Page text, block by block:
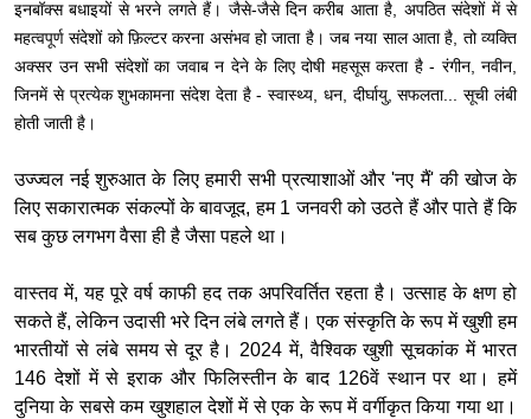
इनबॉक्स बधाइयों से भरने लगते हैं। जैसे-जैसे दिन करीब आता है, अपठित संदेशों में से
महत्वपूर्ण संदेशों को फ़िल्टर करना असंभव हो जाता है। जब नया साल आता है, तो व्यक्ति
अक्सर उन सभी संदेशों का जवाब न देने के लिए दोषी महसूस करता है - रंगीन, नवीन,
जिनमें से प्रत्येक शुभकामना संदेश देता है - स्वास्थ्य, धन, दीर्घायु, सफलता... सूची लंबी
होती जाती है।
उज्ज्वल नई शुरुआत के लिए हमारी सभी प्रत्याशाओं और 'नए मैं' की खोज के
लिए सकारात्मक संकल्पों के बावजूद, हम 1 जनवरी को उठते हैं और पाते हैं कि
सब कुछ लगभग वैसा ही है जैसा पहले था।
वास्तव में, यह पूरे वर्ष काफी हद तक अपरिवर्तित रहता है। उत्साह के क्षण हो
सकते हैं, लेकिन उदासी भरे दिन लंबे लगते हैं। एक संस्कृति के रूप में खुशी हम
भारतीयों से लंबे समय से दूर है। 2024 में, वैश्विक खुशी सूचकांक में भारत
146 देशों में से इराक और फिलिस्तीन के बाद 126वें स्थान पर था। हमें
दुनिया के सबसे कम खुशहाल देशों में से एक के रूप में वर्गीकृत किया गया था।